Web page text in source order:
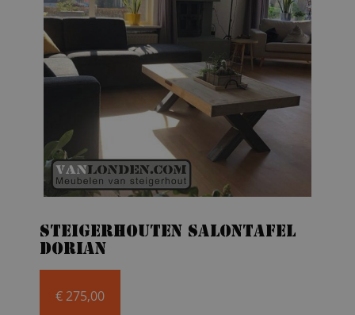
Steigerhouten salontafel
Dorian
€275,00